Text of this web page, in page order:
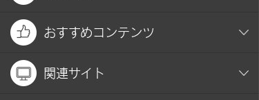
おすすめコンテンツ
関連サイト